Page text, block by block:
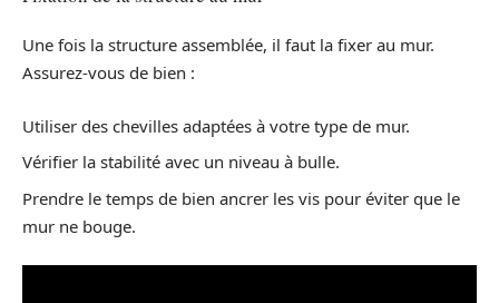
Une fois la structure assemblée, il faut la fixer au mur.
Assurez-vous de bien :
Utiliser des chevilles adaptées à votre type de mur.
Vérifier la stabilité avec un niveau à bulle.
Prendre le temps de bien ancrer les vis pour éviter que le
mur ne bouge.